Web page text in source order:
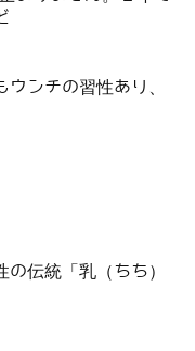
ンチの習性あり、
伝統「乳（ちち）